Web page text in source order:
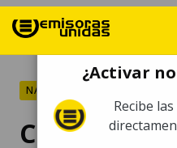
NACIONALES
Covid-19:
¿Activar
Recibe